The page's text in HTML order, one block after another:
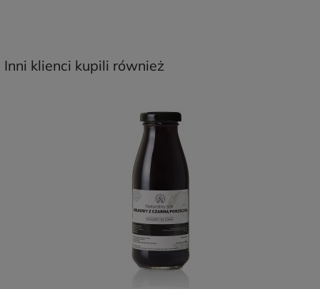
Inni klienci kupili również